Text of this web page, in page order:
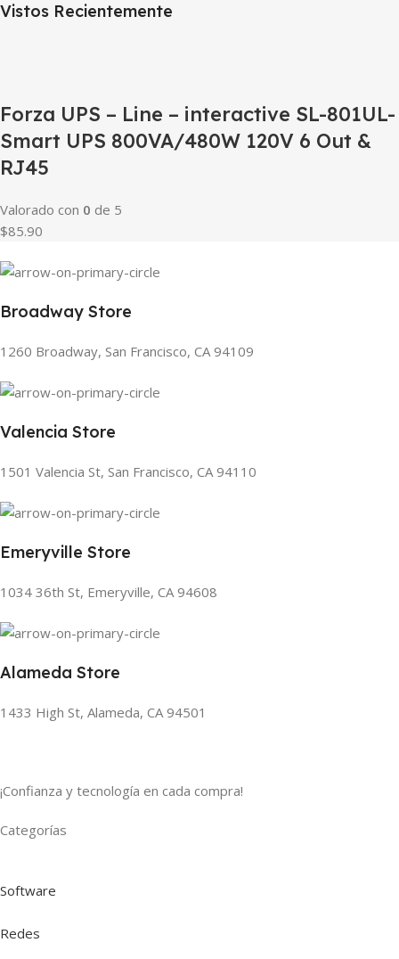
Vistos Recientemente
Forza UPS – Line – interactive SL-801UL-
Smart UPS 800VA/480W 120V 6 Out &
RJ45
Valorado con 0 de 5
$85.90
Broadway Store
1260 Broadway, San Francisco, CA 94109
Valencia Store
1501 Valencia St, San Francisco, CA 94110
Emeryville Store
1034 36th St, Emeryville, CA 94608
Alameda Store
1433 High St, Alameda, CA 94501
¡Confianza y tecnología en cada compra!
Categorías
Software
Redes